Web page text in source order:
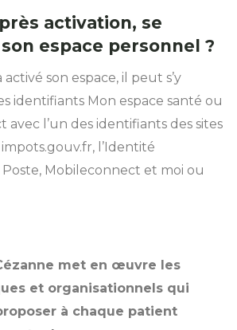
activation, se
espace personnel ?
activé son espace, il peut s’y
identifiants Mon espace santé ou
avec l’un des identifiants des sites
l’Identité
Mobileconnect et moi ou
met en œuvre les
et organisationnels qui
à chaque patient